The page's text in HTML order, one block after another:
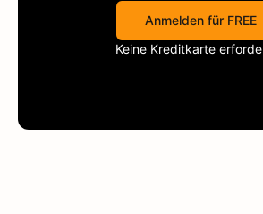
Anmelden für FREE
Keine Kreditkarte